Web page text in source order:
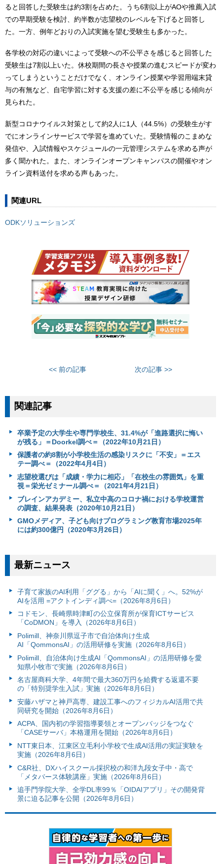
ると回答した受験生は約3割を占めた。うち6割以上がAOや推薦入試
での早期受験を検討、約半数が志望校のレベルを下げると回答し
た。一方、例年どおりの入試実施を望む受験生も多かった。
各学校の対応の違いによって受験への不公平さを感じると回答した
受験生は7割以上いた。休校期間の長さや授業の進むスピードが変わ
ってしまうということだけでなく、オンライン授業や学習用端末貸
与の有無など、自宅学習に対する支援の差に不公平を感じる傾向が
見られた。
新型コロナウイルス対策として約2人に1人（44.5%）の受験生がす
でにオンラインサービスで学習を進めていた。受験情報のこまめな
発信や、入試情報やスケジュールの一元管理システムを求める声が
多く聞かれた。また、オンラインオープンキャンパスの開催やオン
ライン資料送付を求める声もあった。
関連URL
ODKソリューションズ
<< 前の記事 次の記事 >>
関連記事
卒業予定の大学生や専門学校生、31.4%が「進路選択に悔い
が残る」＝Doorkel調べ＝（2022年10月21日）
保護者の約8割が小学校生活の感染リスクに「不安」＝エス
テー調べ＝（2022年4月4日）
志望校選びは「成績・学力に相応」「在校生の雰囲気」を重
視＝栄光ゼミナール調べ＝（2021年4月21日）
ブレインアカデミー、私立中高のコロナ禍における学校運営
の調査、結果発表（2020年10月21日）
GMOメディア、子ども向けプログラミング教育市場2025年
には約300億円（2020年3月26日）
最新ニュース
子育て家族のAI利用「ググる」から「AIに聞く」へ。52%が
AIを活用 =アクトインディ調べ=（2026年8月6日）
コドモン、長崎県時津町の公立保育所が保育ICTサービス
「CoDMON」を導入（2026年8月6日）
Polimill、神奈川県逗子市で自治体向け生成
AI「QommonsAI」の活用研修を実施（2026年8月6日）
Polimill、自治体向け生成AI「QommonsAI」の活用研修を愛
知県小牧市で実施（2026年8月6日）
名古屋商科大学、4年間で最大360万円を給費する返還不要
の「特別奨学生入試」実施（2026年8月6日）
安藤ハザマと神戸高専、建設工事へのフィジカルAI活用で共
同研究を開始（2026年8月6日）
ACPA、国内初の学習指導要領とオープンバッジをつなぐ
「CASEサーバ」本格運用を開始（2026年8月6日）
NTT東日本、江東区立毛利小学校で生成AI活用の実証実験を
実施（2026年8月6日）
C&R社、DXハイスクール採択校の和洋九段女子中・高で
「メタバース体験講座」実施（2026年8月6日）
追手門学院大学、全学DL率99％「OIDAIアプリ」その開発背
景に迫る記事を公開（2026年8月6日）